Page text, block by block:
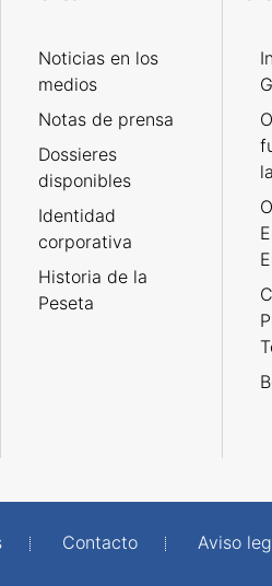
Noticias en los
medios
Notas de prensa
Dossieres
disponibles
Identidad
corporativa
Historia de la
Peseta
Contacto Aviso